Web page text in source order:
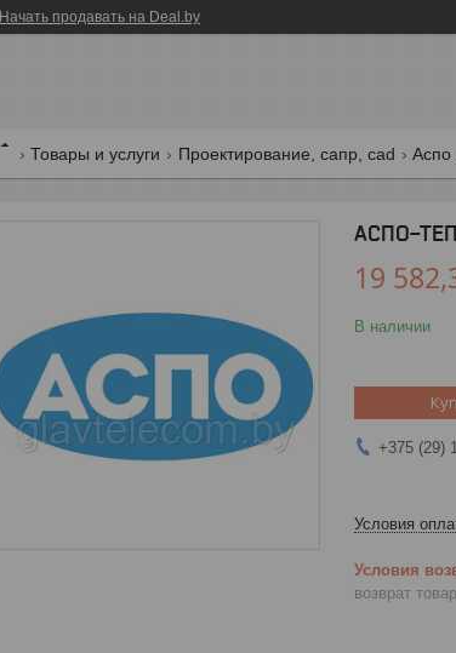
Начать продавать на Deal.by
Товары и услуги Проектирование, сапр, cad Аспо
АСПО-
19
В наличии
+375 (29)
Условия
возврат